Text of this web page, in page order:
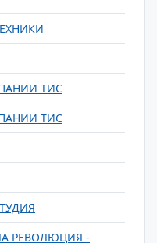
ТИС
ТИС
РЕВОЛЮЦИЯ -